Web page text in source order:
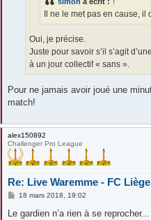
Il ne le met pas en cause, il
Oui, je précise.
Juste pour savoir s’il s’agit
à un jour collectif « sans ».
Pour ne jamais avoir joué une
match!
alex150892
Challenger Pro League
Re: Live Waremme - FC Liège
M
s
18 mars 2018, 19:02
Le gardien n’a rien à se